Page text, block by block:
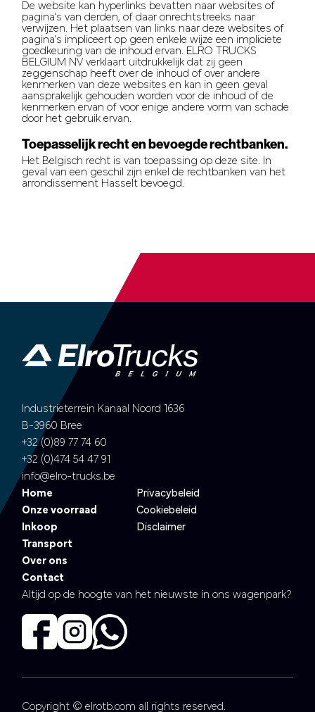
De website kan hyperlinks bevatten naar websites of
pagina's van derden, of daar onrechtstreeks naar
verwijzen. Het plaatsen van links naar deze websites of
pagina's impliceert op geen enkele wijze een impliciete
goedkeuring van de inhoud ervan. ELRO TRUCKS
BELGIUM NV verklaart uitdrukkelijk dat zij geen
zeggenschap heeft over de inhoud of over andere
kenmerken van deze websites en kan in geen geval
aansprakelijk gehouden worden voor de inhoud of de
kenmerken ervan of voor enige andere vorm van schade
door het gebruik ervan.
Toepasselijk recht en bevoegde rechtbanken.
Het Belgisch recht is van toepassing op deze site. In
geval van een geschil zijn enkel de rechtbanken van het
arrondissement Hasselt bevoegd.
Industrieterrein Kanaal Noord 1636
B-3960 Bree
+32 (0)89 77 74 60
+32 (0)474 54 47 91
info@elro-trucks.be
Home
Onze voorraad
Inkoop
Transport
Over ons
Contact
Privacybeleid
Cookiebeleid
Disclaimer
Altijd op de hoogte van het nieuwste in ons wagenpark?
Copyright © elrotb.com all rights reserved.